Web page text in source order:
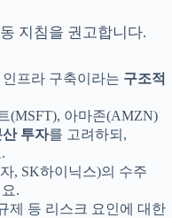
지침을 권고합니다.
프라 구축이라는 구조적
(MSFT), 아마존(AMZN)
산 투자를 고려하되,
, SK하이닉스)의 수주
.
제 등 리스크 요인에 대한